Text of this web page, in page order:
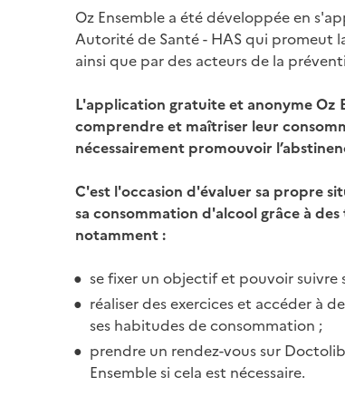
Oz Ensemble a été développée en
Autorité de Santé - HAS qui promeut
ainsi que par des acteurs de la
L'application gratuite et anonyme Oz
comprendre et maîtriser leur
nécessairement promouvoir
C'est l'occasion d'évaluer sa propre
sa consommation d'alcool grâce à
notamment :
se fixer un objectif et pouvoir suivre
réaliser des exercices et accéder à
ses habitudes de consommation ;
prendre un rendez-vous sur
Ensemble si cela est nécessaire.